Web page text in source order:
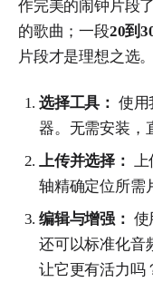
作完美的闹钟片段
的歌曲；一段20到
片段才是理想之选。
选择工具： 使用
器。无需安装，
上传并选择： 上
轴精确定位所需
编辑与增强： 使
还可以标准化音
让它更有活力吗